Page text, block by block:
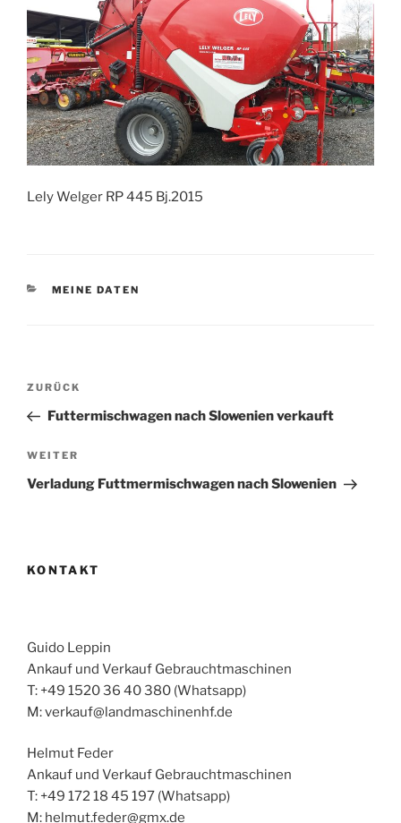
Lely Welger RP 445 Bj.2015
KATEGORIEN
MEINE DATEN
Beitragsnavigation
Vorheriger
Beitrag
ZURÜCK
Futtermischwagen nach Slowenien verkauft
Nächster
Beitrag
WEITER
Verladung Futtmermischwagen nach Slowenien
KONTAKT
Guido Leppin
Ankauf und Verkauf Gebrauchtmaschinen
T: +49 1520 36 40 380 (Whatsapp)
M: verkauf@landmaschinenhf.de
Helmut Feder
Ankauf und Verkauf Gebrauchtmaschinen
T: +49 172 18 45 197 (Whatsapp)
M: helmut.feder@gmx.de